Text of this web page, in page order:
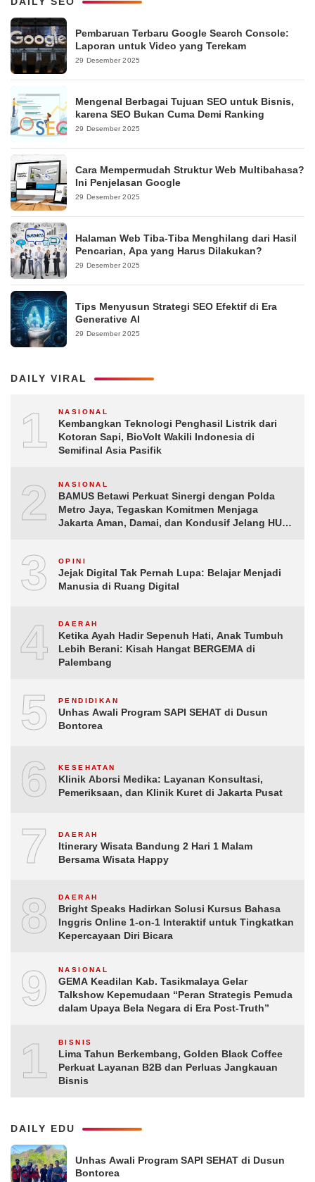
Pembaruan Terbaru Google Search Console:
Laporan untuk Video yang Terekam
29 Desember 2025
Mengenal Berbagai Tujuan SEO untuk Bisnis,
karena SEO Bukan Cuma Demi Ranking
29 Desember 2025
Cara Mempermudah Struktur Web Multibahasa?
Ini Penjelasan Google
29 Desember 2025
Halaman Web Tiba-Tiba Menghilang dari Hasil
Pencarian, Apa yang Harus Dilakukan?
29 Desember 2025
Tips Menyusun Strategi SEO Efektif di Era
Generative AI
29 Desember 2025
DAILY VIRAL
1 NASIONAL
Kembangkan Teknologi Penghasil Listrik dari
Kotoran Sapi, BioVolt Wakili Indonesia di
Semifinal Asia Pasifik
2 NASIONAL
BAMUS Betawi Perkuat Sinergi dengan Polda
Metro Jaya, Tegaskan Komitmen Menjaga
Jakarta Aman, Damai, dan Kondusif Jelang HUT
3 OPINI
Jejak Digital Tak Pernah Lupa: Belajar Menjadi
Manusia di Ruang Digital
4 DAERAH
Ketika Ayah Hadir Sepenuh Hati, Anak Tumbuh
Lebih Berani: Kisah Hangat BERGEMA di
Palembang
5 PENDIDIKAN
Unhas Awali Program SAPI SEHAT di Dusun
Bontorea
6 KESEHATAN
Klinik Aborsi Medika: Layanan Konsultasi,
Pemeriksaan, dan Klinik Kuret di Jakarta Pusat
7 DAERAH
Itinerary Wisata Bandung 2 Hari 1 Malam
Bersama Wisata Happy
8 DAERAH
Bright Speaks Hadirkan Solusi Kursus Bahasa
Inggris Online 1-on-1 Interaktif untuk Tingkatkan
Kepercayaan Diri Bicara
9 NASIONAL
GEMA Keadilan Kab. Tasikmalaya Gelar
Talkshow Kepemudaan “Peran Strategis Pemuda
dalam Upaya Bela Negara di Era Post-Truth”
10BISNIS
Lima Tahun Berkembang, Golden Black Coffee
Perkuat Layanan B2B dan Perluas Jangkauan
Bisnis
DAILY EDU
Unhas Awali Program SAPI SEHAT di Dusun
Bontorea